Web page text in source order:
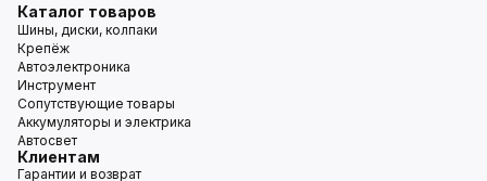
Каталог товаров
Шины, диски, колпаки
Крепёж
Автоэлектроника
Инструмент
Сопутствующие товары
Аккумуляторы и электрика
Автосвет
Клиентам
Гарантии и возврат